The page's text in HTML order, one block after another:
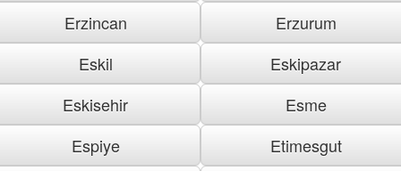
Erzincan
Erzurum
Eskil
Eskipazar
Eskisehir
Esme
Espiye
Etimesgut